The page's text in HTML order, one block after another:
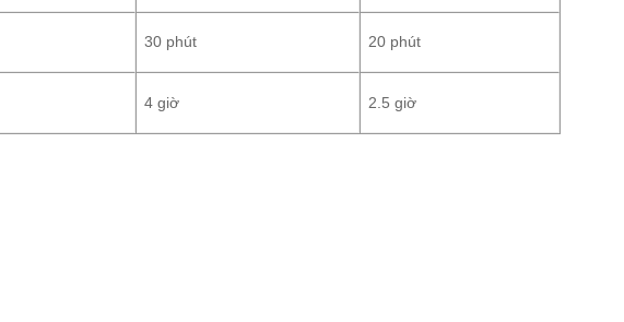
30 phút 20 phút
4 giờ 2.5 giờ